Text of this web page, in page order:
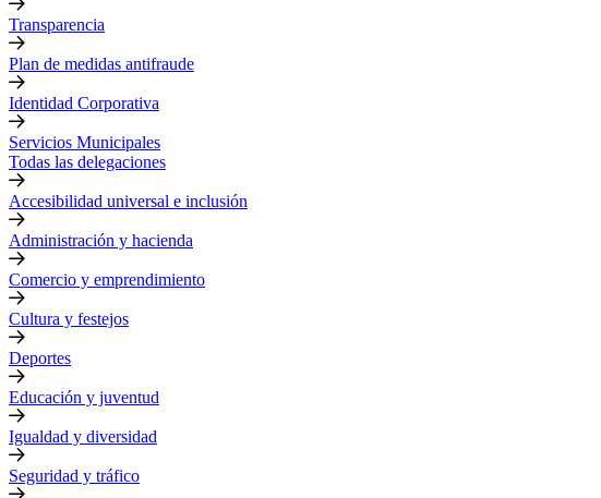
Transparencia
Plan de medidas antifraude
Identidad Corporativa
Servicios Municipales
Todas las delegaciones
Accesibilidad universal e inclusión
Administración y hacienda
Comercio y emprendimiento
Cultura y festejos
Deportes
Educación y juventud
Igualdad y diversidad
Seguridad y tráfico